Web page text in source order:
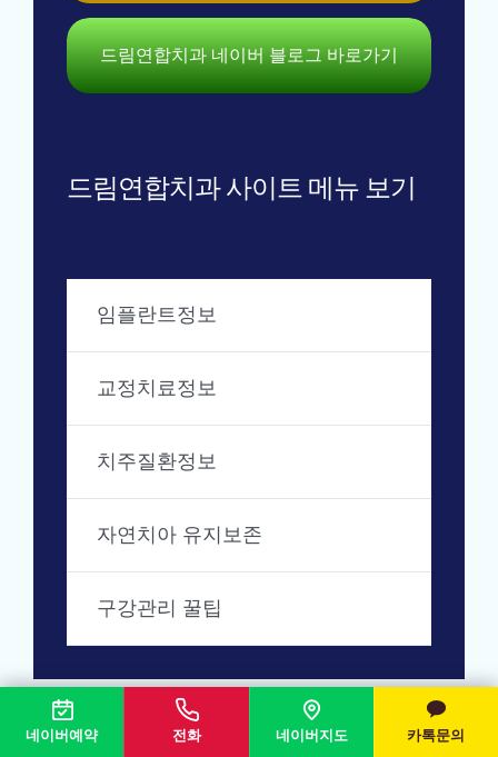
드림연합치과 네이버 블로그 바로가기
드림연합치과 사이트 메뉴 보기
임플란트정보
교정치료정보
치주질환정보
자연치아 유지보존
구강관리 꿀팁
네이버예약 전화 네이버지도 카톡문의